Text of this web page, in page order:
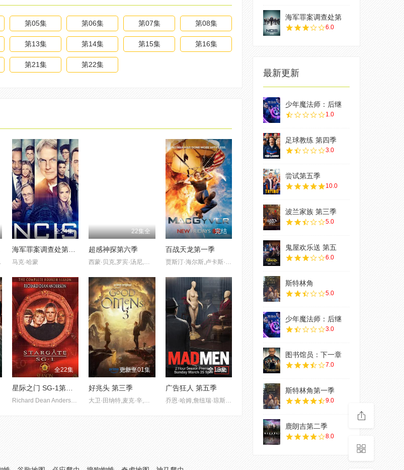
第05集 第06集 第07集 第08集
第13集 第14集 第15集 第16集
第21集 第22集
威尔森
全24集
海军罪案调查处第十六季
马克·哈蒙
22集全
超感神探第六季
西蒙·贝克,罗宾·汤尼,蒂姆·康,欧文·约曼
完结
百战天龙第一季
贾斯汀·海尔斯,卢卡斯·提尔,乔治·艾德斯,何家蓓,特里斯汀·梅斯,埃琳娜·迪兹恩,科里·斯科特·艾伦,比利·布莱尔,约戈·康斯坦丁,维尼·琼斯
全22集
星际之门 SG-1第四季
Richard Dean Anderson,Amanda Tapping
更新至01集
好兆头 第三季
大卫·田纳特,麦克·辛,杜恩·麦基琴,格洛里亚·奥比安约,保罗·查希迪,奎琳·塞普尔维达,比拉尔·哈斯纳,多娜·普雷斯顿,波佩·李·弗里尔,卡勒姆·科茨,西恩·帕特维,特蕾西·怀尔斯,德里克·雅各比,利兹·凯尔,安德鲁·奥尼尔
全13集
广告狂人 第五季
乔恩·哈姆,詹纽瑞·琼斯,伊丽莎白·莫斯,文森特·卡塞瑟,克里斯蒂娜·亨德里克斯,爱丽森·布里,阿丽克西斯·布莱德尔
海军罪案调查处第
6.0
最新更新
少年魔法师：后继
1.0
足球教练 第四季
3.0
尝试第五季
10.0
波兰家族 第三季
5.0
鬼屋欢乐送 第五
6.0
斯特林角
5.0
少年魔法师：后继
3.0
图书馆员：下一章
7.0
斯特林角第一季
9.0
鹿朗吉第二季
8.0